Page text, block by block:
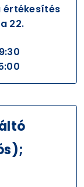
értékesítés
22.